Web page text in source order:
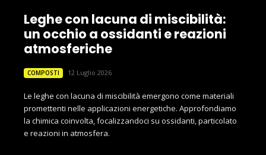
Leghe con lacuna di miscibilità:
un occhio a ossidanti e reazioni
atmosferiche
COMPOSTI 12 Luglio 2026
Le leghe con lacuna di miscibilità emergono come materiali
promettenti nelle applicazioni energetiche. Approfondiamo
la chimica coinvolta, focalizzandoci su ossidanti, particolato
e reazioni in atmosfera.